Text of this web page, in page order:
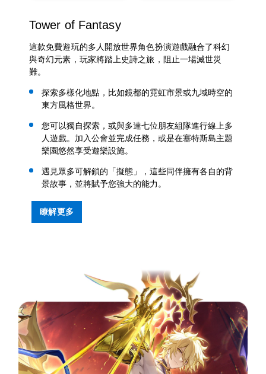
Tower of Fantasy
這款免費遊玩的多人開放世界角色扮演遊戲融合了科幻
與奇幻元素，玩家將踏上史詩之旅，阻止一場滅世災
難。
探索多樣化地點，比如鏡都的霓虹市景或九域時空的
東方風格世界。
您可以獨自探索，或與多達七位朋友組隊進行線上多
人遊戲。加入公會並完成任務，或是在塞特斯島主題
樂園悠然享受遊樂設施。
遇見眾多可解鎖的「擬態」，這些同伴擁有各自的背
景故事，並將賦予您強大的能力。
瞭解更多